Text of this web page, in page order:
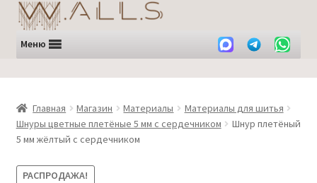
Перейти
к
навигации
Перейти
к
содержимому
Меню
Главная Магазин Материалы
Материалы для шитья
Шнуры цветные плетёные 5 мм с сердечником
Шнур плетёный
5 мм жёлтый с сердечником
РАСПРОДАЖА!